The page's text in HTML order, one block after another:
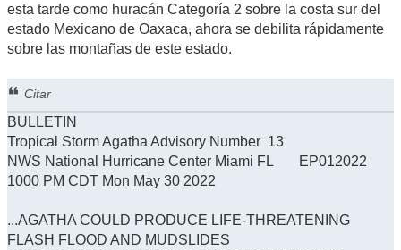
esta tarde como huracán Categoría 2 sobre la costa sur del
estado Mexicano de Oaxaca, ahora se debilita rápidamente
sobre las montañas de este estado.
Citar
BULLETIN
Tropical Storm Agatha Advisory Number 13
NWS National Hurricane Center Miami FL EP012022
1000 PM CDT Mon May 30 2022
...AGATHA COULD PRODUCE LIFE-THREATENING
FLASH FLOOD AND MUDSLIDES